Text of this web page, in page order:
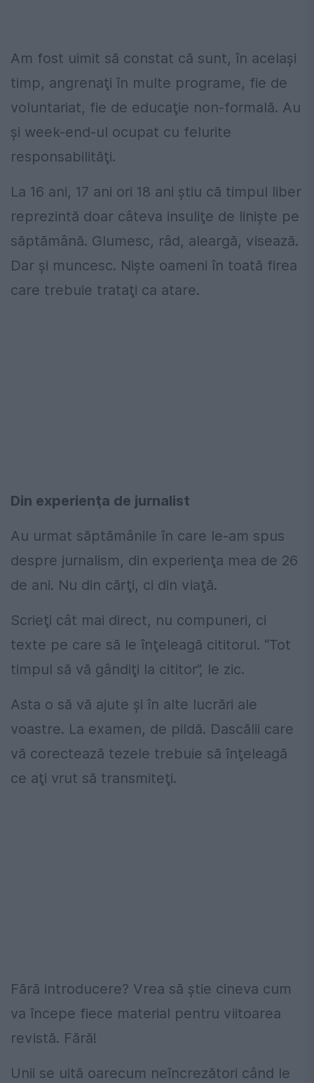
Am fost uimit să constat că sunt, în acelaşi
timp, angrenaţi în multe programe, fie de
voluntariat, fie de educaţie non-formală. Au
şi week-end-ul ocupat cu felurite
responsabilităţi.
La 16 ani, 17 ani ori 18 ani ştiu că timpul liber
reprezintă doar câteva insuliţe de linişte pe
săptămână. Glumesc, râd, aleargă, visează.
Dar şi muncesc. Nişte oameni în toată firea
care trebuie trataţi ca atare.
Din experienţa de jurnalist
Au urmat săptămânile în care le-am spus
despre jurnalism, din experienţa mea de 26
de ani. Nu din cărţi, ci din viaţă.
Scrieţi cât mai direct, nu compuneri, ci
texte pe care să le înţeleagă cititorul. “Tot
timpul să vă gândiţi la cititor”, le zic.
Asta o să vă ajute şi în alte lucrări ale
voastre. La examen, de pildă. Dascălii care
vă corectează tezele trebuie să înţeleagă
ce aţi vrut să transmiteţi.
Fără introducere? Vrea să ştie cineva cum
va începe fiece material pentru viitoarea
revistă. Fără!
Unii se uită oarecum neîncrezători când le